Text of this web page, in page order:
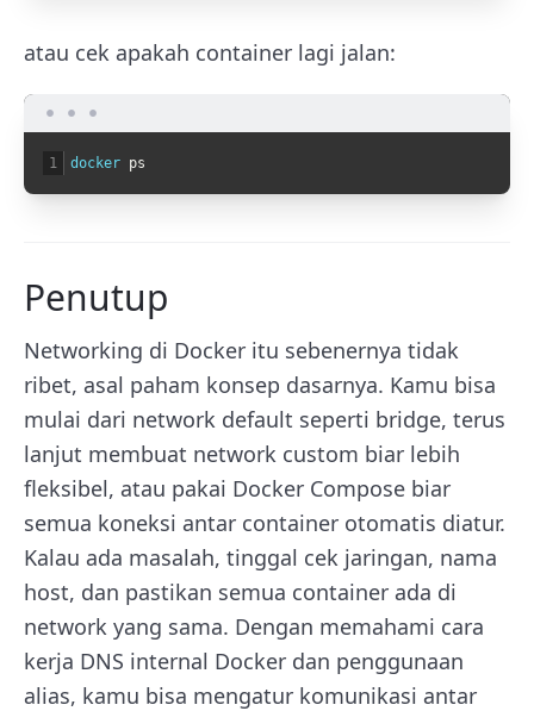
atau cek apakah container lagi jalan:
1 docker ps
Penutup
Networking di Docker itu sebenernya tidak
ribet, asal paham konsep dasarnya. Kamu bisa
mulai dari network default seperti bridge, terus
lanjut membuat network custom biar lebih
fleksibel, atau pakai Docker Compose biar
semua koneksi antar container otomatis diatur.
Kalau ada masalah, tinggal cek jaringan, nama
host, dan pastikan semua container ada di
network yang sama. Dengan memahami cara
kerja DNS internal Docker dan penggunaan
alias, kamu bisa mengatur komunikasi antar